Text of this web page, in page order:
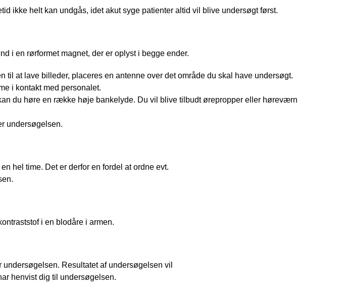
ikke helt kan undgås, idet akut syge patienter altid vil blive undersøgt først.
i en rørformet magnet, der er oplyst i begge ender.
til at lave billeder, placeres en antenne over det område du skal have undersøgt.
i kontakt med personalet.
du høre en række høje bankelyde. Du vil blive tilbudt ørepropper eller høreværn
undersøgelsen.
hel time. Det er derfor en fordel at ordne evt.
i en blodåre i armen.
Resultatet af undersøgelsen vil
henvist dig til undersøgelsen.